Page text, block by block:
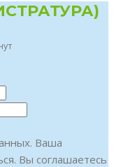
Ваша
Вы соглашаетесь